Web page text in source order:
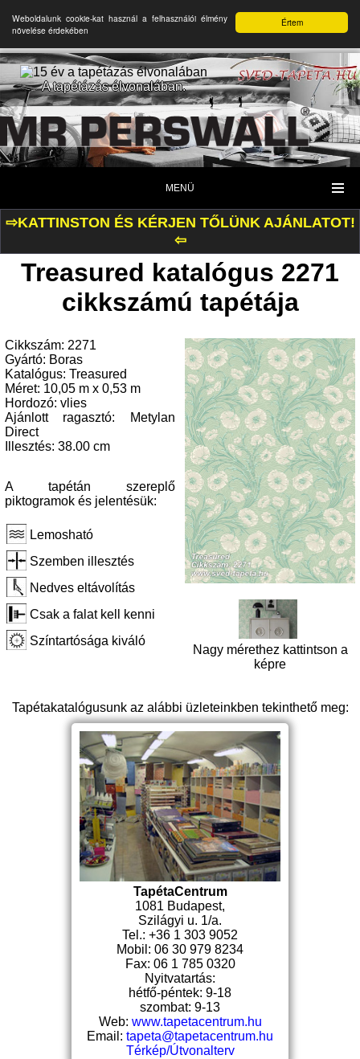
Értem
Weboldalunk cookie-kat használ a felhasználói élmény
növelése érdekében
A tapétázás élvonalában.
MENÜ
⇨KATTINSTON ÉS KÉRJEN TŐLÜNK AJÁNLATOT!
⇦
Treasured katalógus 2271
cikkszámú tapétája
Cikkszám: 2271
Gyártó: Boras
Katalógus: Treasured
Méret: 10,05 m x 0,53 m
Hordozó: vlies
Ajánlott ragasztó: Metylan
Direct
Illesztés: 38.00 cm
A tapétán szereplő
piktogramok és jelentésük:
Lemosható
Szemben illesztés
Nedves eltávolítás
Csak a falat kell kenni
Színtartósága kiváló
Nagy mérethez kattintson a
képre
Tapétakatalógusunk az alábbi üzleteinkben tekinthető meg:
TapétaCentrum
1081 Budapest,
Szilágyi u. 1/a.
Tel.: +36 1 303 9052
Mobil: 06 30 979 8234
Fax: 06 1 785 0320
Nyitvatartás:
hétfő-péntek: 9-18
szombat: 9-13
Web: www.tapetacentrum.hu
Email: tapeta@tapetacentrum.hu
Térkép/Útvonalterv